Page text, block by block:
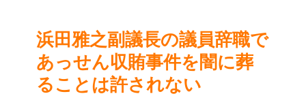
浜田雅之副議長の議員辞職で
あっせん収賄事件を闇に葬
ることは許されない